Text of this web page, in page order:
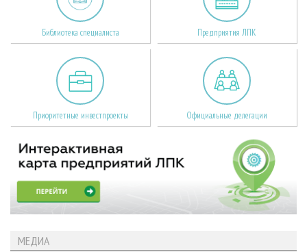
Библиотека специалиста Предприятия ЛПК
Приоритетные инвестпроекты Официальные делегации
МЕДИА